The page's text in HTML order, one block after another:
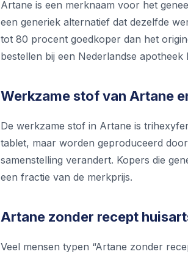
Artane is een merknaam voor het
een generiek alternatief dat dezelfde
tot 80 procent goedkoper dan het
bestellen bij een Nederlandse
Werkzame stof van Artane
De werkzame stof in Artane is
tablet, maar worden geproduceerd
samenstelling verandert. Kopers die
een fractie van de merkprijs.
Artane zonder recept
Veel mensen typen “Artane zonder